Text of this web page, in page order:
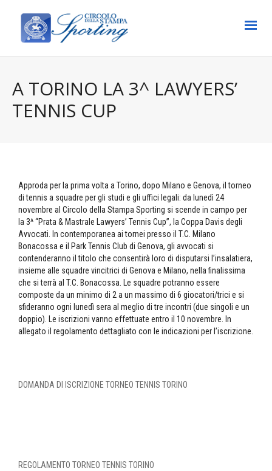
A TORINO LA 3^ LAWYERS’
TENNIS CUP
Approda per la prima volta a Torino, dopo Milano e Genova, il torneo
di tennis a squadre per gli studi e gli uffici legali: da lunedì 24
novembre al Circolo della Stampa Sporting si scende in campo per
la 3^ “Prata & Mastrale Lawyers’ Tennis Cup”, la Coppa Davis degli
Avvocati. In contemporanea ai tornei presso il T.C. Milano
Bonacossa e il Park Tennis Club di Genova, gli avvocati si
contenderanno il titolo che consentirà loro di disputarsi l’insalatiera,
insieme alle squadre vincitrici di Genova e Milano, nella finalissima
che si terrà al T.C. Bonacossa. Le squadre potranno essere
composte da un minimo di 2 a un massimo di 6 giocatori/trici e si
sfideranno ogni lunedì sera al meglio di tre incontri (due singoli e un
doppio). Le iscrizioni vanno effettuate entro il 10 novembre. In
allegato il regolamento dettagliato con le indicazioni per l’iscrizione.
DOMANDA DI ISCRIZIONE TORNEO TENNIS TORINO
REGOLAMENTO TORNEO TENNIS TORINO